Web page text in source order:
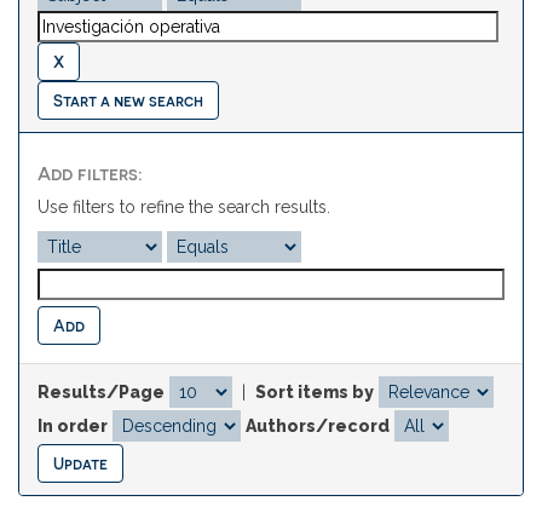
Start a new search
Add filters:
Use filters to refine the search results.
Results/Page
Sort items by
In order
Authors/record